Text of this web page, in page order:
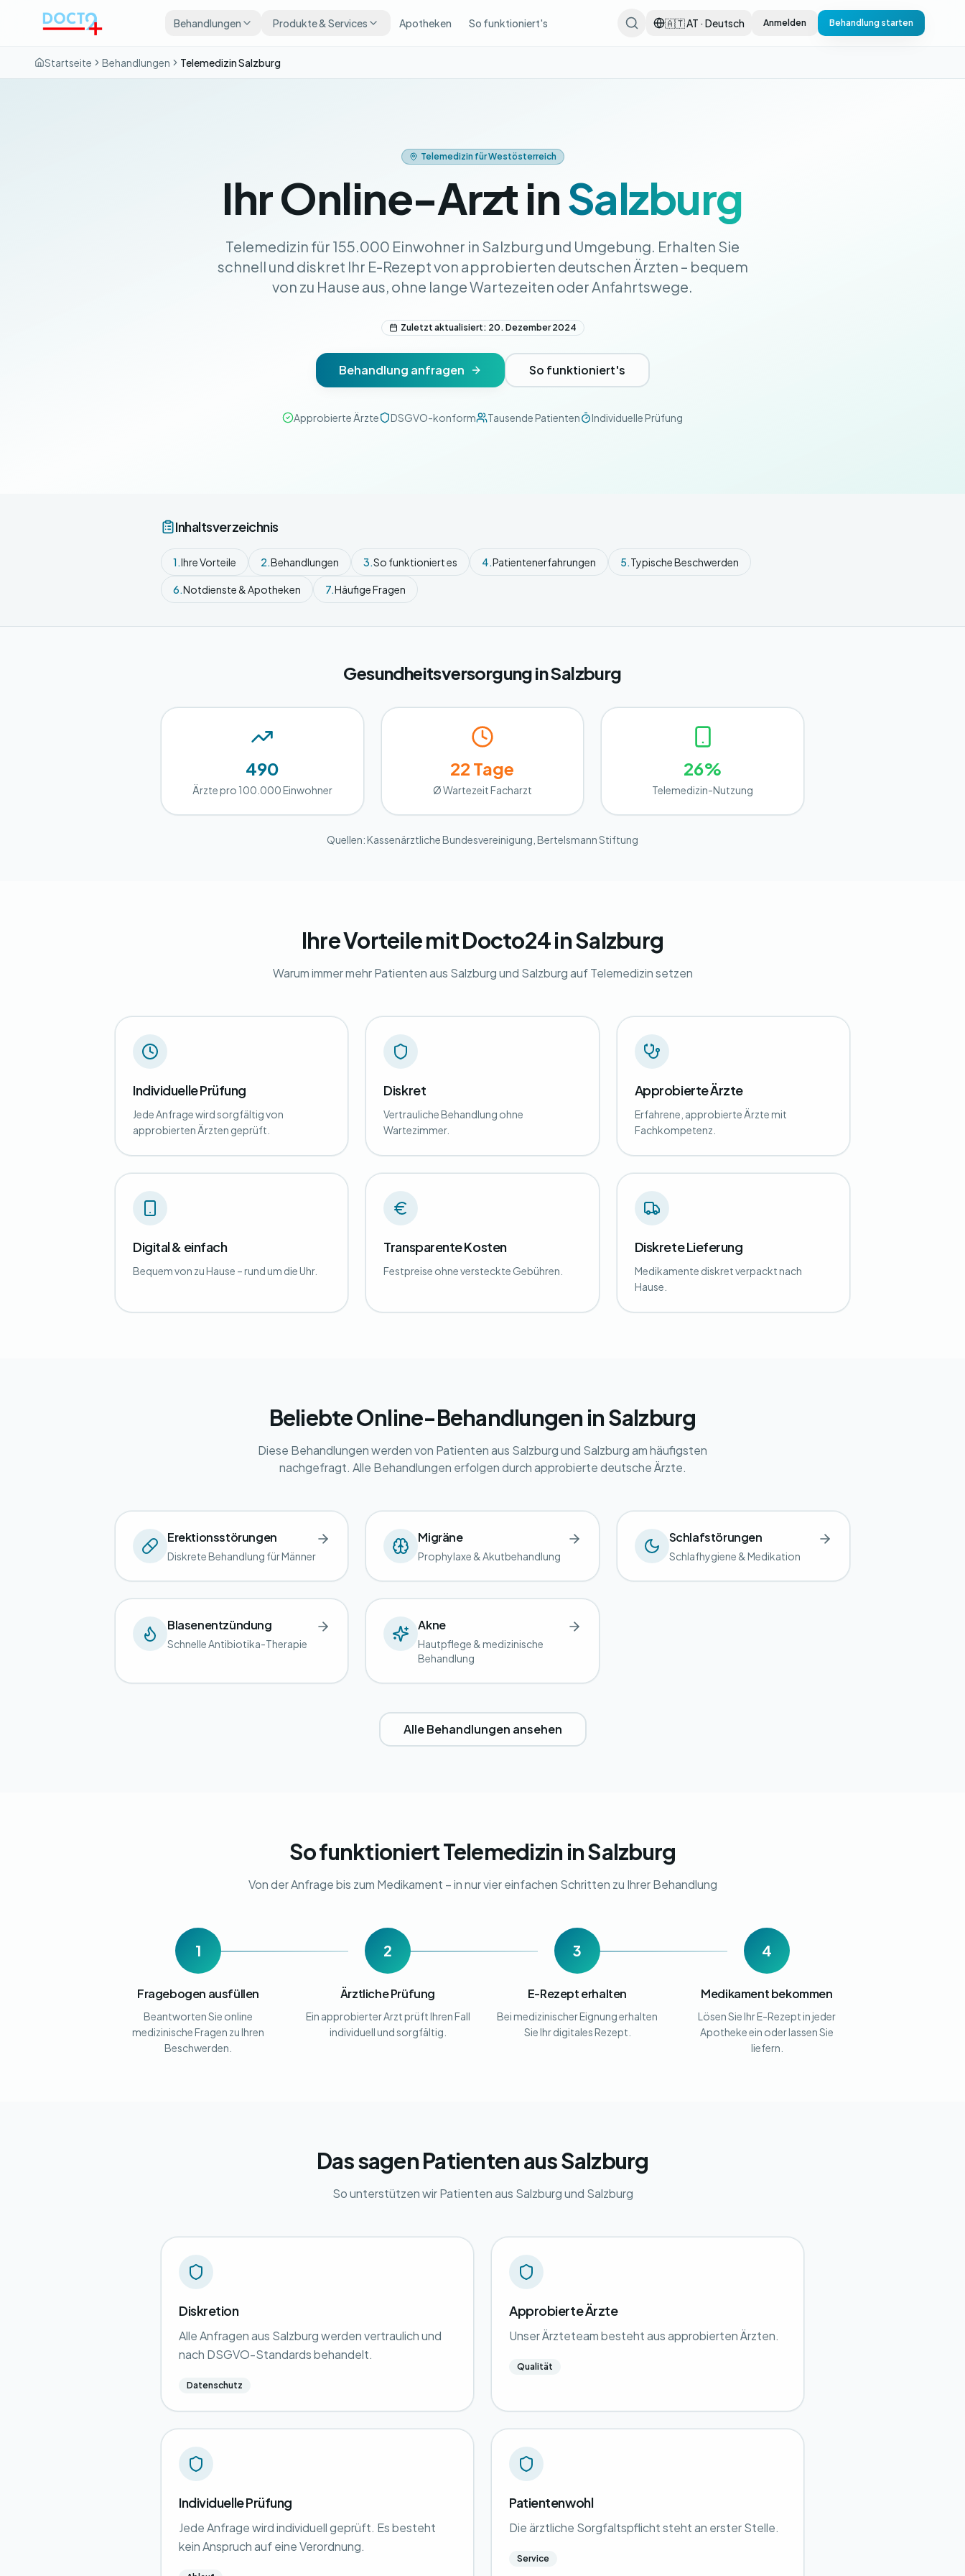
Behandlungen
Produkte & Services Apotheken So funktioniert's 🇦🇹 AT · Deutsch Anmelden Behandlung starten
Startseite Behandlungen Telemedizin Salzburg
Telemedizin für Westösterreich
Ihr Online-Arzt inSalzburg
Telemedizin für 155.000 Einwohner in Salzburg und Umgebung. Erhalten Sie
schnell und diskret Ihr E-Rezept von approbierten deutschen Ärzten – bequem
von zu Hause aus, ohne lange Wartezeiten oder Anfahrtswege.
Zuletzt aktualisiert: 20. Dezember 2024
Behandlung anfragen So funktioniert's
Approbierte Ärzte DSGVO-konform Tausende Patienten Individuelle Prüfung
Inhaltsverzeichnis
1.Ihre Vorteile 2.Behandlungen 3.So funktioniert es 4.Patientenerfahrungen 5.Typische Beschwerden
6.Notdienste & Apotheken 7.Häufige Fragen
Gesundheitsversorgung in Salzburg
490
Ärzte pro 100.000 Einwohner
22 Tage
Ø Wartezeit Facharzt
26%
Telemedizin-Nutzung
Quellen: Kassenärztliche Bundesvereinigung, Bertelsmann Stiftung
Ihre Vorteile mit Docto24 in Salzburg
Warum immer mehr Patienten aus Salzburg und Salzburg auf Telemedizin setzen
Individuelle Prüfung
Jede Anfrage wird sorgfältig von
approbierten Ärzten geprüft.
Diskret
Vertrauliche Behandlung ohne
Wartezimmer.
Approbierte Ärzte
Erfahrene, approbierte Ärzte mit
Fachkompetenz.
Digital & einfach
Bequem von zu Hause – rund um die Uhr.
Transparente Kosten
Festpreise ohne versteckte Gebühren.
Diskrete Lieferung
Medikamente diskret verpackt nach
Hause.
Beliebte Online-Behandlungen in Salzburg
Diese Behandlungen werden von Patienten aus Salzburg und Salzburg am häufigsten
nachgefragt. Alle Behandlungen erfolgen durch approbierte deutsche Ärzte.
Erektionsstörungen
Diskrete Behandlung für Männer
Migräne
Prophylaxe & Akutbehandlung
Schlafstörungen
Schlafhygiene & Medikation
Blasenentzündung
Schnelle Antibiotika-Therapie
Akne
Hautpflege & medizinische
Behandlung
Alle Behandlungen ansehen
So funktioniert Telemedizin in Salzburg
Von der Anfrage bis zum Medikament – in nur vier einfachen Schritten zu Ihrer Behandlung
1
Fragebogen ausfüllen
Beantworten Sie online
medizinische Fragen zu Ihren
Beschwerden.
2
Ärztliche Prüfung
Ein approbierter Arzt prüft Ihren Fall
individuell und sorgfältig.
3
E-Rezept erhalten
Bei medizinischer Eignung erhalten
Sie Ihr digitales Rezept.
4
Medikament bekommen
Lösen Sie Ihr E-Rezept in jeder
Apotheke ein oder lassen Sie
liefern.
Das sagen Patienten aus Salzburg
So unterstützen wir Patienten aus Salzburg und Salzburg
Diskretion
Alle Anfragen aus Salzburg werden vertraulich und
nach DSGVO-Standards behandelt.
Datenschutz
Approbierte Ärzte
Unser Ärzteteam besteht aus approbierten Ärzten.
Qualität
Individuelle Prüfung
Jede Anfrage wird individuell geprüft. Es besteht
kein Anspruch auf eine Verordnung.
Patientenwohl
Die ärztliche Sorgfaltspflicht steht an erster Stelle.
Service